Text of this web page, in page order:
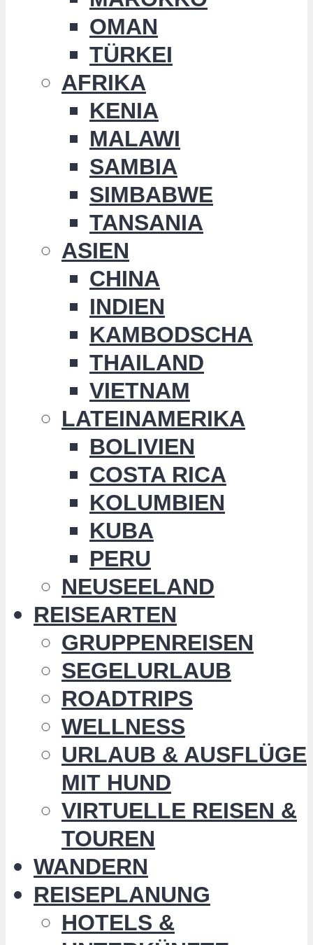
OMAN
TÜRKEI
AFRIKA
KENIA
MALAWI
SAMBIA
SIMBABWE
TANSANIA
ASIEN
CHINA
INDIEN
KAMBODSCHA
THAILAND
VIETNAM
LATEINAMERIKA
BOLIVIEN
COSTA RICA
KOLUMBIEN
KUBA
PERU
NEUSEELAND
REISEARTEN
GRUPPENREISEN
SEGELURLAUB
ROADTRIPS
WELLNESS
URLAUB & AUSFLÜGE
MIT HUND
VIRTUELLE REISEN &
TOUREN
WANDERN
REISEPLANUNG
HOTELS &